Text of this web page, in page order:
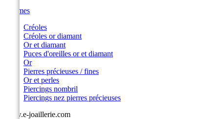
Femmes
Créoles
Créoles or diamant
Or et diamant
Puces d'oreilles or et diamant
Or
Pierres précieuses / fines
Or et perles
Piercings nombril
Piercings nez pierres précieuses
www.e-joaillerie.com